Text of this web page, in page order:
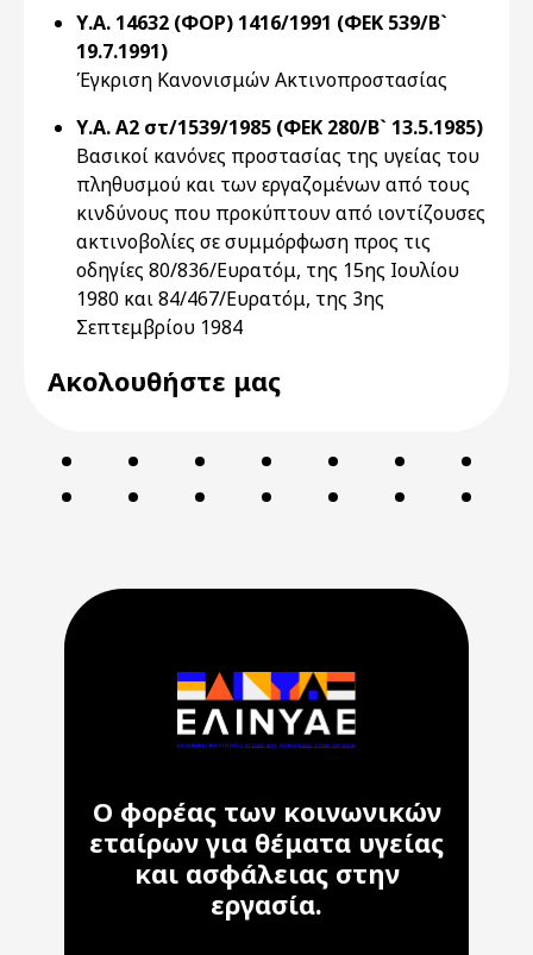
Υ.Α. 14632 (ΦΟΡ) 1416/1991 (ΦΕΚ 539/Β`
19.7.1991)
Έγκριση Κανονισμών Ακτινοπροστασίας
Υ.Α. Α2 στ/1539/1985 (ΦΕΚ 280/Β` 13.5.1985)
Βασικοί κανόνες προστασίας της υγείας του
πληθυσμού και των εργαζομένων από τους
κινδύνους που προκύπτουν από ιοντίζουσες
ακτινοβολίες σε συμμόρφωση προς τις
οδηγίες 80/836/Ευρατόμ, της 15ης Ιουλίου
1980 και 84/467/Ευρατόμ, της 3ης
Σεπτεμβρίου 1984
Ακολουθήστε μας
Ο φορέας των κοινωνικών
εταίρων για θέματα υγείας
και ασφάλειας στην
εργασία.